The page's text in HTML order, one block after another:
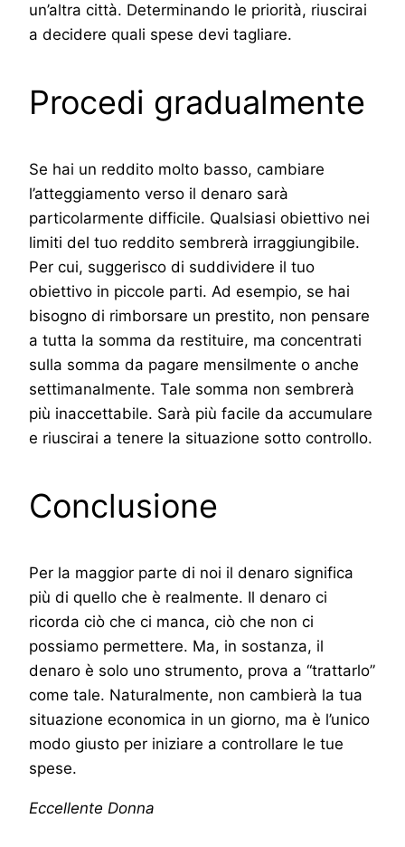
un’altra città. Determinando le priorità, riuscirai
a decidere quali spese devi tagliare.
Procedi gradualmente
Se hai un reddito molto basso, cambiare
l’atteggiamento verso il denaro sarà
particolarmente difficile. Qualsiasi obiettivo nei
limiti del tuo reddito sembrerà irraggiungibile.
Per cui, suggerisco di suddividere il tuo
obiettivo in piccole parti. Ad esempio, se hai
bisogno di rimborsare un prestito, non pensare
a tutta la somma da restituire, ma concentrati
sulla somma da pagare mensilmente o anche
settimanalmente. Tale somma non sembrerà
più inaccettabile. Sarà più facile da accumulare
e riuscirai a tenere la situazione sotto controllo.
Conclusione
Per la maggior parte di noi il denaro significa
più di quello che è realmente. Il denaro ci
ricorda ciò che ci manca, ciò che non ci
possiamo permettere. Ma, in sostanza, il
denaro è solo uno strumento, prova a “trattarlo”
come tale. Naturalmente, non cambierà la tua
situazione economica in un giorno, ma è l’unico
modo giusto per iniziare a controllare le tue
spese.
Eccellente Donna